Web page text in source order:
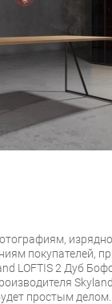
покупателей,
LOFTIS 2 Дуб
простым делом.